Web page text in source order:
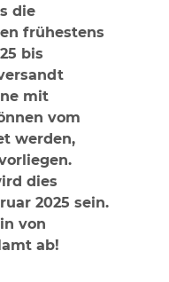
die
frühestens
bis
mit
vom
werden,
dies
2025 sein.
von
ab!